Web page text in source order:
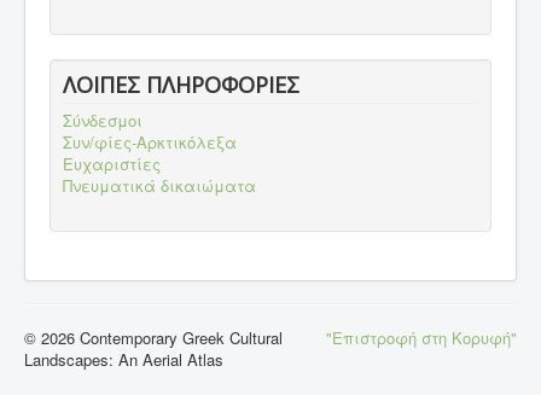
ΛΟΙΠΕΣ ΠΛΗΡΟΦΟΡΙΕΣ
Σύνδεσμοι
Συν/φίες-Αρκτικόλεξα
Ευχαριστίες
Πνευματικά δικαιώματα
"Επιστροφή στη Κορυφή"
© 2026 Contemporary Greek Cultural
Landscapes: An Aerial Atlas